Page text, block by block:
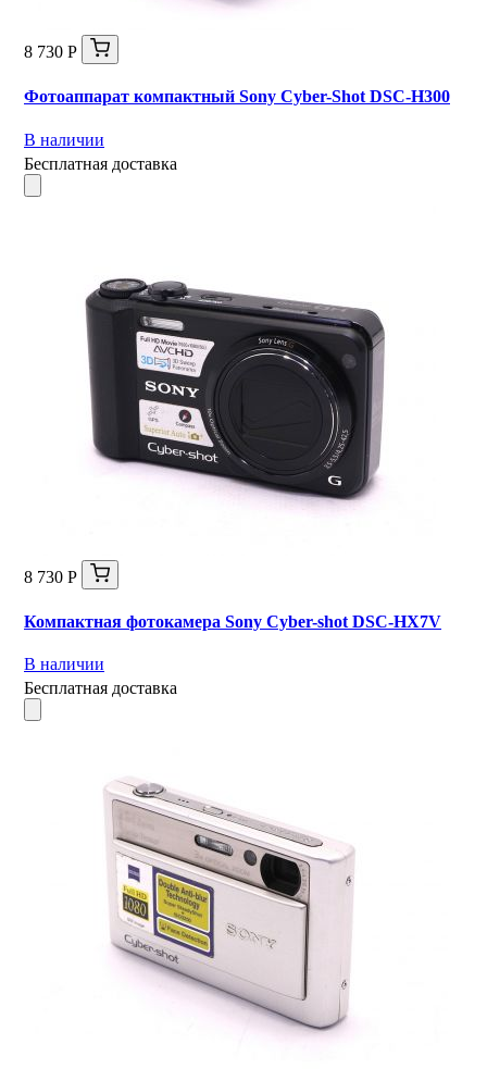
8 730 Р
Фотоаппарат компактный Sony Cyber-Shot DSC-H300
В наличии
Бесплатная доставка
8 730 Р
Компактная фотокамера Sony Cyber-shot DSC-HX7V
В наличии
Бесплатная доставка